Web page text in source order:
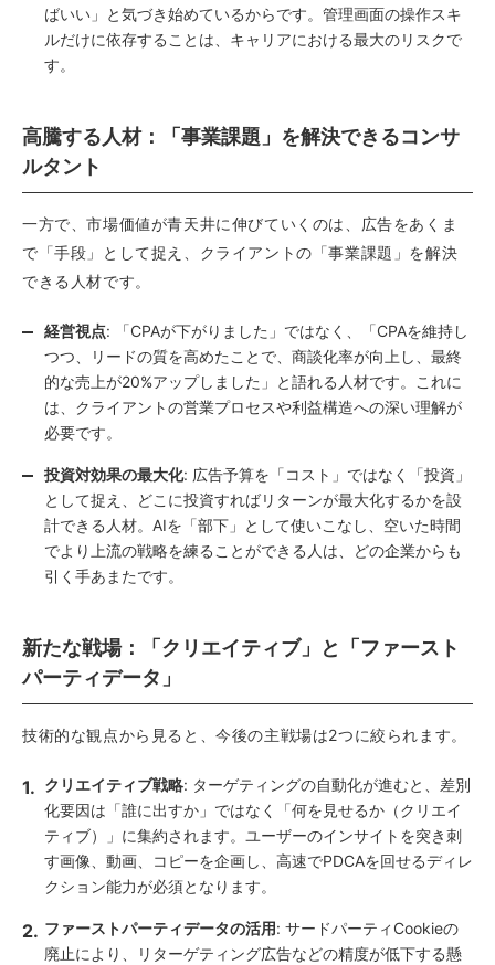
ばいい」と気づき始めているからです。管理画面の操作スキ
ルだけに依存することは、キャリアにおける最大のリスクで
す。
高騰する人材：「事業課題」を解決できるコンサ
ルタント
一方で、市場価値が青天井に伸びていくのは、広告をあくま
で「手段」として捉え、クライアントの「事業課題」を解決
できる人材です。
経営視点: 「CPAが下がりました」ではなく、「CPAを維持し
つつ、リードの質を高めたことで、商談化率が向上し、最終
的な売上が20%アップしました」と語れる人材です。これに
は、クライアントの営業プロセスや利益構造への深い理解が
必要です。
投資対効果の最大化: 広告予算を「コスト」ではなく「投資」
として捉え、どこに投資すればリターンが最大化するかを設
計できる人材。AIを「部下」として使いこなし、空いた時間
でより上流の戦略を練ることができる人は、どの企業からも
引く手あまたです。
新たな戦場：「クリエイティブ」と「ファースト
パーティデータ」
技術的な観点から見ると、今後の主戦場は2つに絞られます。
クリエイティブ戦略: ターゲティングの自動化が進むと、差別
化要因は「誰に出すか」ではなく「何を見せるか（クリエイ
ティブ）」に集約されます。ユーザーのインサイトを突き刺
す画像、動画、コピーを企画し、高速でPDCAを回せるディレ
クション能力が必須となります。
ファーストパーティデータの活用: サードパーティCookieの
廃止により、リターゲティング広告などの精度が低下する懸